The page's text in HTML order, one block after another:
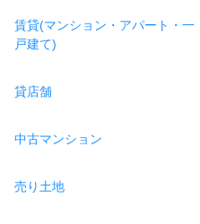
賃貸(マンション・アパート・一
戸建て)
貸店舗
中古マンション
売り土地